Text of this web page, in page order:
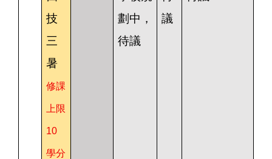
技
三
暑
修課
上限
10
學分
劃中，
待議
議